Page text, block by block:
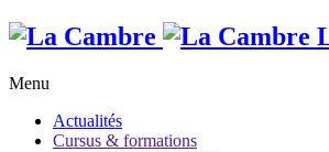
Menu
Actualités
Cursus & formations